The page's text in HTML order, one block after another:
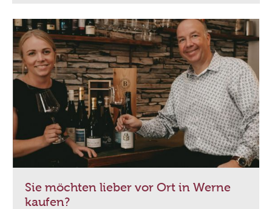
Sie möchten lieber vor Ort in Werne
kaufen?